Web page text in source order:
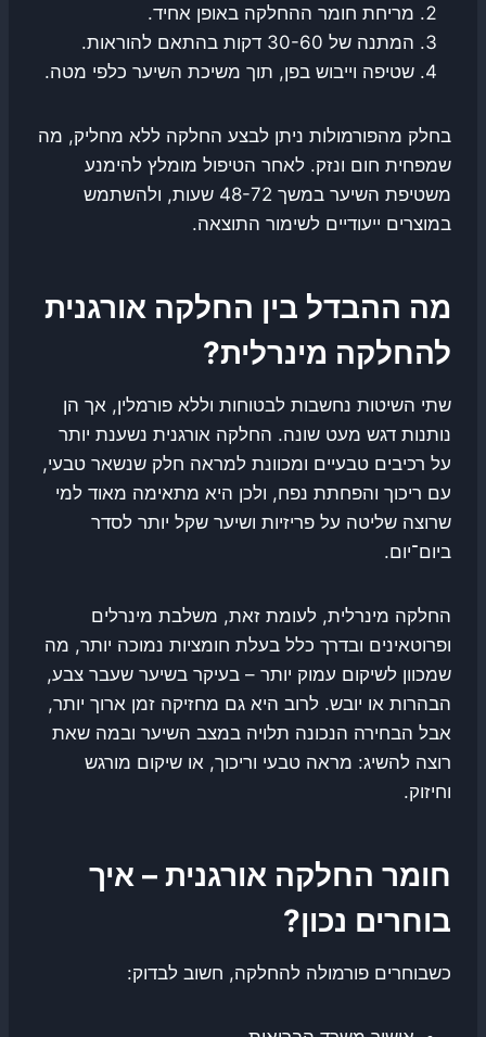
מריחת חומר ההחלקה באופן אחיד.
המתנה של 30-60 דקות בהתאם להוראות.
שטיפה וייבוש בפן, תוך משיכת השיער כלפי מטה.
בחלק מהפורמולות ניתן לבצע החלקה ללא מחליק, מה
שמפחית חום ונזק. לאחר הטיפול מומלץ להימנע
משטיפת השיער במשך 48-72 שעות, ולהשתמש
במוצרים ייעודיים לשימור התוצאה.
מה ההבדל בין החלקה אורגנית
להחלקה מינרלית?
שתי השיטות נחשבות לבטוחות וללא פורמלין, אך הן
נותנות דגש מעט שונה. החלקה אורגנית נשענת יותר
על רכיבים טבעיים ומכוונת למראה חלק שנשאר טבעי,
עם ריכוך והפחתת נפח, ולכן היא מתאימה מאוד למי
שרוצה שליטה על פריזיות ושיער שקל יותר לסדר
ביום־יום.
החלקה מינרלית, לעומת זאת, משלבת מינרלים
ופרוטאינים ובדרך כלל בעלת חומציות נמוכה יותר, מה
שמכוון לשיקום עמוק יותר – בעיקר בשיער שעבר צבע,
הבהרות או יובש. לרוב היא גם מחזיקה זמן ארוך יותר,
אבל הבחירה הנכונה תלויה במצב השיער ובמה שאת
רוצה להשיג: מראה טבעי וריכוך, או שיקום מורגש
וחיזוק.
חומר החלקה אורגנית – איך
בוחרים נכון?
כשבוחרים פורמולה להחלקה, חשוב לבדוק: